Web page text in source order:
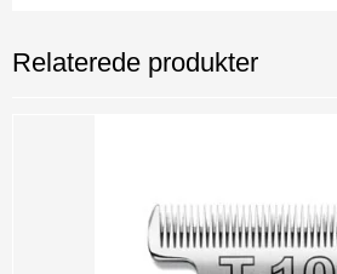
Relaterede produkter